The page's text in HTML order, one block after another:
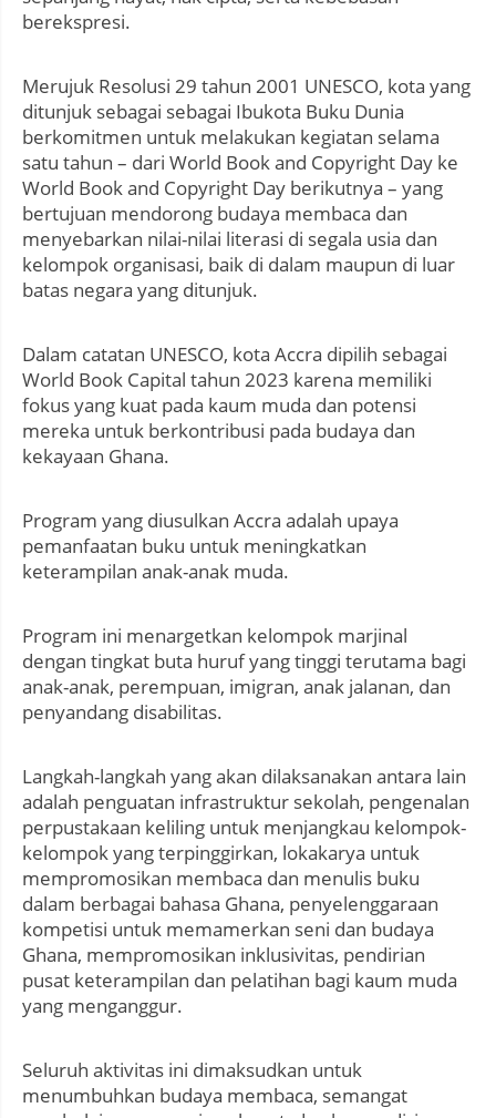
berekspresi.
Merujuk Resolusi 29 tahun 2001 UNESCO, kota yang
ditunjuk sebagai sebagai Ibukota Buku Dunia
berkomitmen untuk melakukan kegiatan selama
satu tahun – dari World Book and Copyright Day ke
World Book and Copyright Day berikutnya – yang
bertujuan mendorong budaya membaca dan
menyebarkan nilai-nilai literasi di segala usia dan
kelompok organisasi, baik di dalam maupun di luar
batas negara yang ditunjuk.
Dalam catatan UNESCO, kota Accra dipilih sebagai
World Book Capital tahun 2023 karena memiliki
fokus yang kuat pada kaum muda dan potensi
mereka untuk berkontribusi pada budaya dan
kekayaan Ghana.
Program yang diusulkan Accra adalah upaya
pemanfaatan buku untuk meningkatkan
keterampilan anak-anak muda.
Program ini menargetkan kelompok marjinal
dengan tingkat buta huruf yang tinggi terutama bagi
anak-anak, perempuan, imigran, anak jalanan, dan
penyandang disabilitas.
Langkah-langkah yang akan dilaksanakan antara lain
adalah penguatan infrastruktur sekolah, pengenalan
perpustakaan keliling untuk menjangkau kelompok-
kelompok yang terpinggirkan, lokakarya untuk
mempromosikan membaca dan menulis buku
dalam berbagai bahasa Ghana, penyelenggaraan
kompetisi untuk memamerkan seni dan budaya
Ghana, mempromosikan inklusivitas, pendirian
pusat keterampilan dan pelatihan bagi kaum muda
yang menganggur.
Seluruh aktivitas ini dimaksudkan untuk
menumbuhkan budaya membaca, semangat